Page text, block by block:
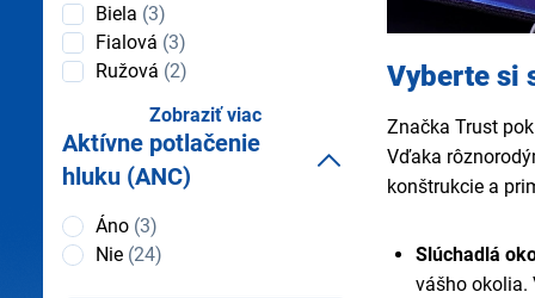
Vyberte si
Značka Trust
Vďaka
konštrukcie a
Slúchadlá
vášho okolia.
Biela (3)
Fialová (3)
Ružová (2)
Zobraziť viac
Aktívne potlačenie
hluku (ANC)
Aktívne
potlačenie
hluku
Áno (3)
Nie (24)